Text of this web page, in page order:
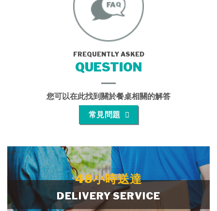
FREQUENTLY ASKED
QUESTION
您可以在此找到關於餐桌相關的解答
常見問題
48小時送達
DELIVERY SERVICE